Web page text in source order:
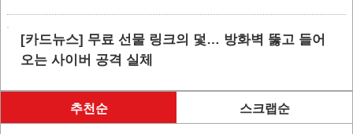
[카드뉴스] 무료 선물 링크의 덫… 방화벽 뚫고 들어
오는 사이버 공격 실체
추천순 스크랩순